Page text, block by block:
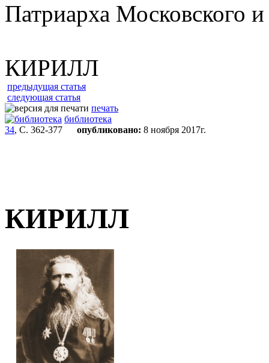
Патриарха Московского
КИРИЛЛ
предыдущая статья
следующая статья
печать
библиотека
34, С. 362-377 опубликовано: 8 ноября 2017г.
КИРИЛЛ